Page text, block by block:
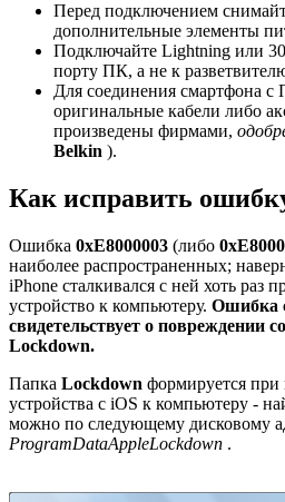
Перед подключением
дополнительные элементы
Подключайте Lightning или
порту ПК, а не к
Для соединения смартфона с
оригинальные кабели либо
произведены фирмами,
Belkin ).
Как исправить
Ошибка 0xE8000003 (либо
наиболее распространенных;
iPhone сталкивался с ней хоть раз
устройство к компьютеру. Ошибка
свидетельствует о повреждении
Lockdown.
Папка Lockdown формируется
устройства с iOS к компьютеру -
можно по следующему дисковому
ProgramDataAppleLockdown .